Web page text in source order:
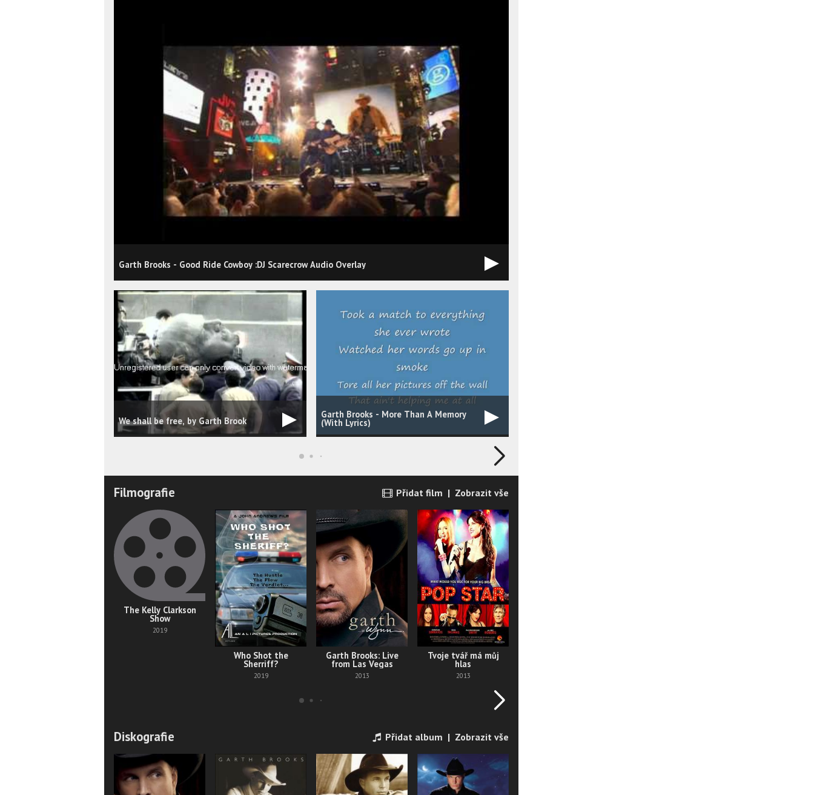
Garth Brooks - Good Ride Cowboy :DJ Scarecrow Audio Overlay
We shall be free, by Garth Brook
Garth Brooks - More Than A Memory
(With Lyrics)
Filmografie Přidat film | Zobrazit vše
The Kelly Clarkson
Show
2019
Who Shot the
Sherriff?
2019
Garth Brooks: Live
from Las Vegas
2013
Tvoje tvář má můj
hlas
2013
Diskografie Přidat album | Zobrazit vše